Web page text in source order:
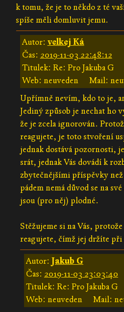
k tomu, že je to někdo z té
spíše měli domluvit jemu.
Autor: velkej Ká
Čas: 2019-11-03 22:48:12
Titulek: Re: Pro Jakuba G
Web: neuveden
Mail:
Upřímně nevím, kdo to je,
Jediný způsob je nechat ho
že je zcela ignorován.
reagujete, je toto stvoření
jednak dostává pozornosti,
srát, jednak Vás dovádí k
zbytečnějšími příspěvky
pádem nemá důvod se na
jsou (pro něj) plodné.
Stěžujeme si na Vás,
reagujete, čímž jej držíte při
Autor: Jakub G
Čas: 2019-11-03 23:03:40
Titulek: Re: Pro Jakuba G
Web: neuveden
Mail: